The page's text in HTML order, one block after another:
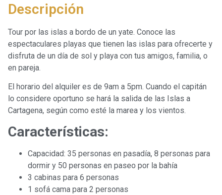
Descripción
Tour por las islas a bordo de un yate. Conoce las
espectaculares playas que tienen las islas para ofrecerte y
disfruta de un día de sol y playa con tus amigos, familia, o
en pareja.
El horario del alquiler es de 9am a 5pm. Cuando el capitán
lo considere oportuno se hará la salida de las Islas a
Cartagena, según como esté la marea y los vientos.
Características:
Capacidad: 35 personas en pasadía, 8 personas para
dormir y 50 personas en paseo por la bahía
3 cabinas para 6 personas
1 sofá cama para 2 personas